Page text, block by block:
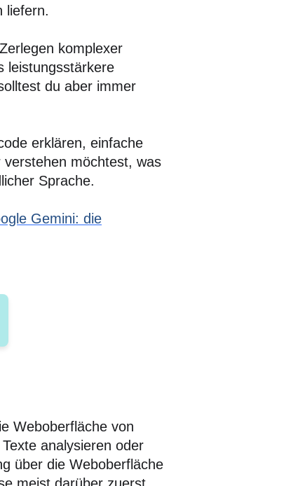
liefern.
komplexer
leistungsstärkere
du aber immer
erklären, einfache
möchtest, was
Sprache.
Gemini: die
Weboberfläche von
analysieren oder
über die Weboberfläche